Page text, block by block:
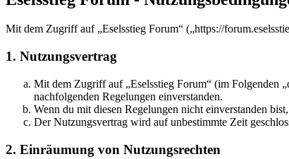
Mit dem Zugriff auf „Eselsstieg Forum“ („https://
1. Nutzungsvertrag
Mit dem Zugriff auf „Eselsstieg Forum“ (im Folgenden
nachfolgenden Regelungen einverstanden.
Wenn du mit diesen Regelungen nicht einverstanden
Der Nutzungsvertrag wird auf unbestimmte Zeit
2. Einräumung von Nutzungsrechten